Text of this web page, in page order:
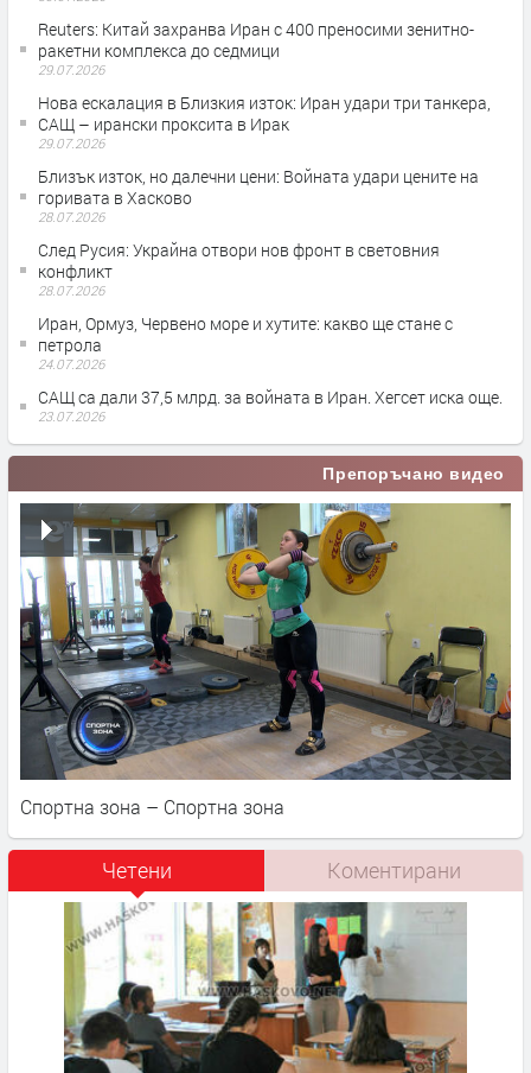
Reuters: Китай захранва Иран с 400 преносими зенитно-
ракетни комплекса до седмици
29.07.2026
Нова ескалация в Близкия изток: Иран удари три танкера,
САЩ – ирански проксита в Ирак
29.07.2026
Близък изток, но далечни цени: Войната удари цените на
горивата в Хасково
28.07.2026
След Русия: Украйна отвори нов фронт в световния
конфликт
28.07.2026
Иран, Ормуз, Червено море и хутите: какво ще стане с
петрола
24.07.2026
САЩ са дали 37,5 млрд. за войната в Иран. Хегсет иска още.
23.07.2026
Препоръчано видео
Спортна зона – Спортна зона
Четени Коментирани